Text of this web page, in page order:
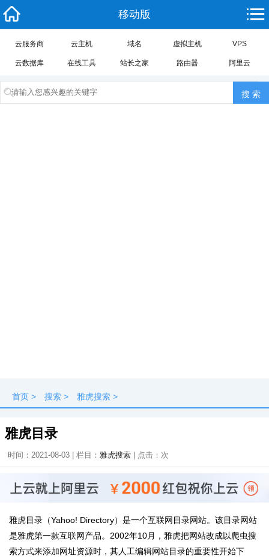
移动版
云服务商 云主机 域名 虚拟主机 VPS
云数据库 在线工具 站长之家 路由器 阿里云
首页 > 搜索 > 雅虎搜索 >
雅虎目录
时间：2021-08-03 | 栏目： 雅虎搜索 | 点击： 次
雅虎目录（Yahoo! Directory）是一个互联网目录网站。该目录网站
是雅虎第一款互联网产品。2002年10月，雅虎把网站改成以爬虫搜
索方式来添加网址资源时，其人工编辑网站目录的重要性开始下